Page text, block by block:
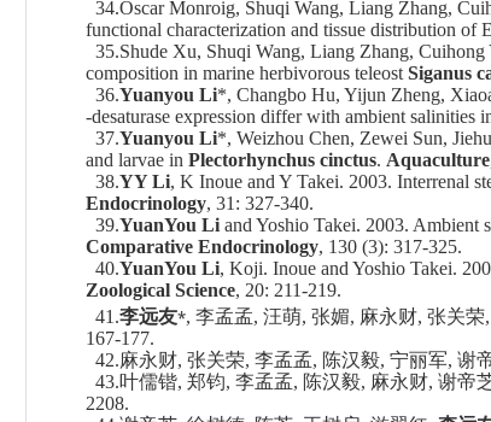
34.Óscar Monroig, Shuqi Wang, Liang Zhang,
functional characterization and tissue distribution of
35.Shude Xu, Shuqi Wang, Liang Zhang, Cuihong
composition in marine herbivorous teleost Siganus
36.Yuanyou Li*, Changbo Hu, Yijun Zheng,
-desaturase expression differ with ambient salinities
37.Yuanyou Li*, Weizhou Chen, Zewei Sun,
and larvae in Plectorhynchus cinctus. Aquaculture
38.YY Li, K Inoue and Y Takei. 2003. Interrenal
Endocrinology, 31: 327-340.
39.YuanYou Li and Yoshio Takei. 2003. Ambient
Comparative Endocrinology, 130 (3): 317-325.
40.YuanYou Li, Koji. Inoue and Yoshio Takei.
Zoological Science, 20: 211-219.
41.李远友⁎, 李孟孟, 汪萌, 张媚, 麻永财, 张关
167-177.
42.麻永财, 张关荣, 李孟孟, 陈汉毅, 宁丽军, 谢
43.叶儒锴, 郑钧, 李孟孟, 陈汉毅, 麻永财, 谢帝
2208.